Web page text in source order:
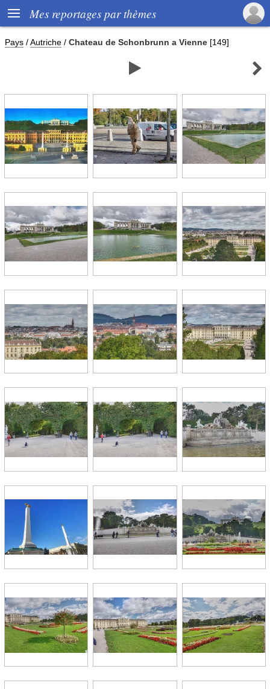
 Mes reportages par thèmes
Pays /Autriche / Chateau de Schonbrunn a Vienne [149]
 